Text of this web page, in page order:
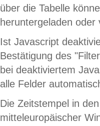
über die Tabelle
heruntergeladen oder
Ist Javascript
Bestätigung des
bei deaktiviertem
alle Felder
Die Zeitstempel in
mitteleuropäischer